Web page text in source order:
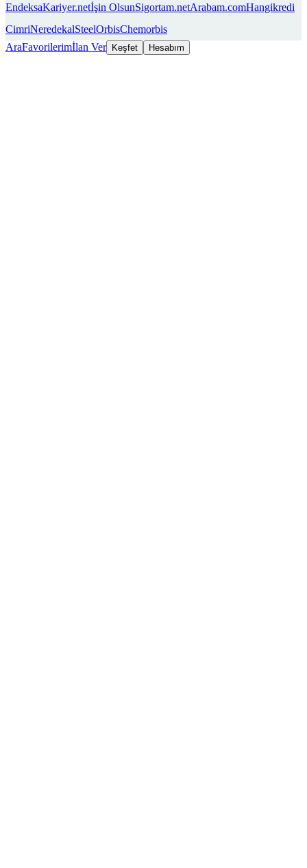
EndeksaKariyer.netİşin OlsunSigortam.netArabam.comHangikredi
CimriNeredekalSteelOrbisChemorbis
AraFavorilerimİlan Ver Keşfet Hesabım